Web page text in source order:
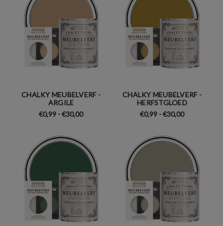
CHALKY MEUBELVERF -
ARGILE
€0,99 - €30,00
CHALKY MEUBELVERF -
HERFSTGLOED
€0,99 - €30,00